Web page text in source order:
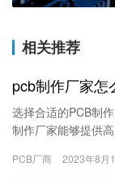
相关推荐
pcb制作厂家怎
选择合适的PCB制
制作厂家能够提供
与…
PCB厂商 2023年8月